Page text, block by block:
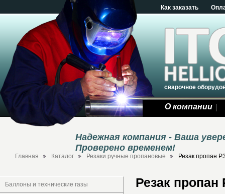
Как заказать
сварочное
О компании
Надежная компания - Ваша
Проверено временем!
Главная Каталог Резаки ручные пропановые Резак пропан
Баллоны и технические газы Резак пропан